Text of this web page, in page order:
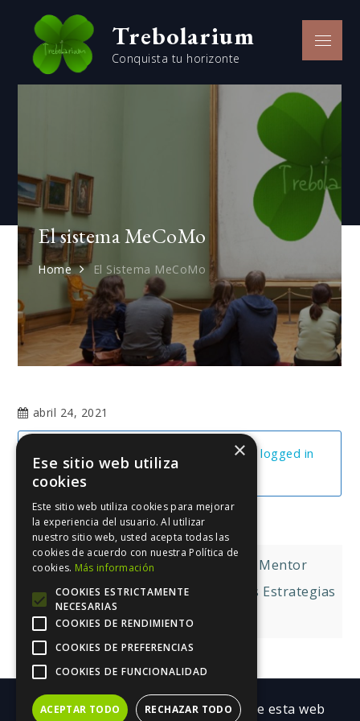
content
Trebolarium
Conquista tu horizonte
Menu
El sistema MeCoMo
Home El Sistema MeCoMo
abril 24, 2021
You cannot view this unit as you're not logged in
yet.
Navegación
de
entradas
Personajes Arquetípicos, El Mentor
Cómo Vivir De Escribir Mediante Dos Estrategias
Que Funcionan
Copyright ©| Todos los contenidos de esta web
×
Ese sitio web utiliza
cookies
Este sitio web utiliza cookies para mejorar
la experiencia del usuario. Al utilizar
nuestro sitio web, usted acepta todas las
cookies de acuerdo con nuestra Política de
cookies. Más información
COOKIES ESTRICTAMENTE
NECESARIAS
COOKIES DE RENDIMIENTO
COOKIES DE PREFERENCIAS
COOKIES DE FUNCIONALIDAD
ACEPTAR TODO RECHAZAR TODO